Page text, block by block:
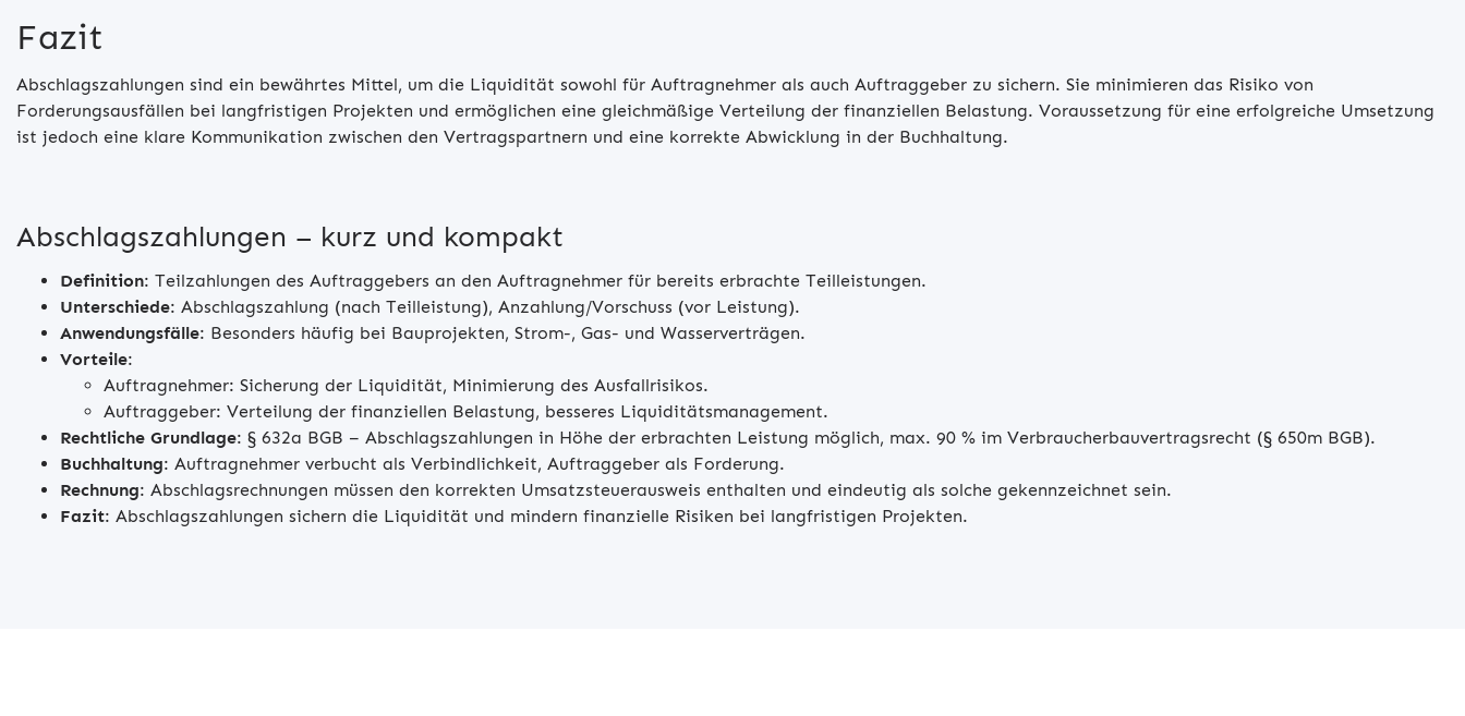
Fazit
Abschlagszahlungen sind ein bewährtes Mittel, um die Liquidität sowohl für Auftragnehmer als auch Auftraggeber zu sichern. Sie minimieren das Risiko von
Forderungsausfällen bei langfristigen Projekten und ermöglichen eine gleichmäßige Verteilung der finanziellen Belastung. Voraussetzung für eine erfolgreiche Umsetzung
ist jedoch eine klare Kommunikation zwischen den Vertragspartnern und eine korrekte Abwicklung in der Buchhaltung.
Abschlagszahlungen – kurz und kompakt
Definition: Teilzahlungen des Auftraggebers an den Auftragnehmer für bereits erbrachte Teilleistungen.
Unterschiede: Abschlagszahlung (nach Teilleistung), Anzahlung/Vorschuss (vor Leistung).
Anwendungsfälle: Besonders häufig bei Bauprojekten, Strom-, Gas- und Wasserverträgen.
Vorteile:
Auftragnehmer: Sicherung der Liquidität, Minimierung des Ausfallrisikos.
Auftraggeber: Verteilung der finanziellen Belastung, besseres Liquiditätsmanagement.
Rechtliche Grundlage: § 632a BGB – Abschlagszahlungen in Höhe der erbrachten Leistung möglich, max. 90 % im Verbraucherbauvertragsrecht (§ 650m BGB).
Buchhaltung: Auftragnehmer verbucht als Verbindlichkeit, Auftraggeber als Forderung.
Rechnung: Abschlagsrechnungen müssen den korrekten Umsatzsteuerausweis enthalten und eindeutig als solche gekennzeichnet sein.
Fazit: Abschlagszahlungen sichern die Liquidität und mindern finanzielle Risiken bei langfristigen Projekten.